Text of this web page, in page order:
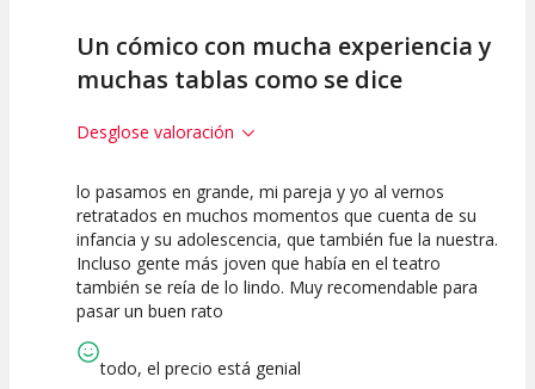
Un cómico con mucha experiencia y
muchas tablas como se dice
Desglose valoración
10
Calidad del
Espectáculo
10
Puesta en
Escena
10
Interpretación
artística
lo pasamos en grande, mi pareja y yo al vernos
retratados en muchos momentos que cuenta de su
infancia y su adolescencia, que también fue la nuestra.
Incluso gente más joven que había en el teatro
también se reía de lo lindo. Muy recomendable para
pasar un buen rato
todo, el precio está genial